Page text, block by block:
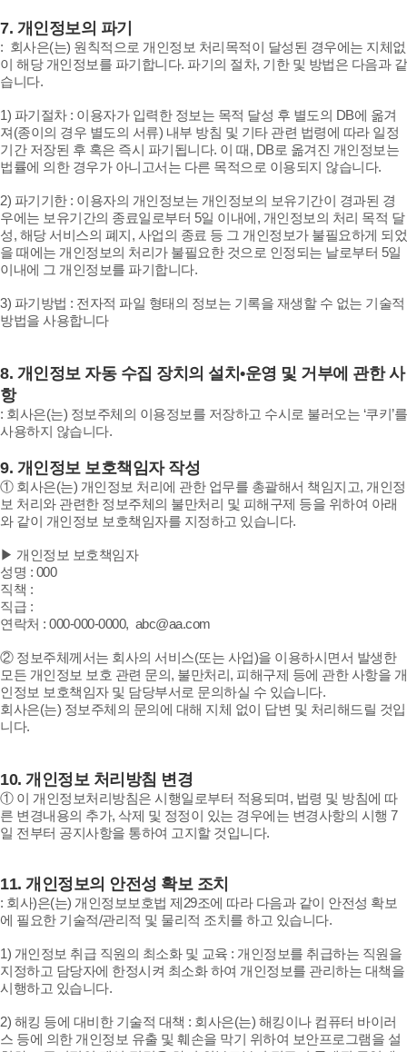
7. 개인정보의 파기
: 회사은(는) 원칙적으로 개인정보 처리목적이 달성된 경우에는 지체없
이 해당 개인정보를 파기합니다. 파기의 절차, 기한 및 방법은 다음과 같
습니다.
1) 파기절차 : 이용자가 입력한 정보는 목적 달성 후 별도의 DB에 옮겨
져(종이의 경우 별도의 서류) 내부 방침 및 기타 관련 법령에 따라 일정
기간 저장된 후 혹은 즉시 파기됩니다. 이 때, DB로 옮겨진 개인정보는
법률에 의한 경우가 아니고서는 다른 목적으로 이용되지 않습니다.
2) 파기기한 : 이용자의 개인정보는 개인정보의 보유기간이 경과된 경
우에는 보유기간의 종료일로부터 5일 이내에, 개인정보의 처리 목적 달
성, 해당 서비스의 폐지, 사업의 종료 등 그 개인정보가 불필요하게 되었
을 때에는 개인정보의 처리가 불필요한 것으로 인정되는 날로부터 5일
이내에 그 개인정보를 파기합니다.
3) 파기방법 : 전자적 파일 형태의 정보는 기록을 재생할 수 없는 기술적
방법을 사용합니다
8. 개인정보 자동 수집 장치의 설치•운영 및 거부에 관한 사
항
: 회사은(는) 정보주체의 이용정보를 저장하고 수시로 불러오는 ‘쿠키’를
사용하지 않습니다.
9. 개인정보 보호책임자 작성
① 회사은(는) 개인정보 처리에 관한 업무를 총괄해서 책임지고, 개인정
보 처리와 관련한 정보주체의 불만처리 및 피해구제 등을 위하여 아래
와 같이 개인정보 보호책임자를 지정하고 있습니다.
▶ 개인정보 보호책임자
성명 : 000
직책 :
직급 :
연락처 : 000-000-0000, abc@aa.com
② 정보주체께서는 회사의 서비스(또는 사업)을 이용하시면서 발생한
모든 개인정보 보호 관련 문의, 불만처리, 피해구제 등에 관한 사항을 개
인정보 보호책임자 및 담당부서로 문의하실 수 있습니다.
회사은(는) 정보주체의 문의에 대해 지체 없이 답변 및 처리해드릴 것입
니다.
10. 개인정보 처리방침 변경
① 이 개인정보처리방침은 시행일로부터 적용되며, 법령 및 방침에 따
른 변경내용의 추가, 삭제 및 정정이 있는 경우에는 변경사항의 시행 7
일 전부터 공지사항을 통하여 고지할 것입니다.
11. 개인정보의 안전성 확보 조치
: 회사)은(는) 개인정보보호법 제29조에 따라 다음과 같이 안전성 확보
에 필요한 기술적/관리적 및 물리적 조치를 하고 있습니다.
1) 개인정보 취급 직원의 최소화 및 교육 : 개인정보를 취급하는 직원을
지정하고 담당자에 한정시켜 최소화 하여 개인정보를 관리하는 대책을
시행하고 있습니다.
2) 해킹 등에 대비한 기술적 대책 : 회사은(는) 해킹이나 컴퓨터 바이러
스 등에 의한 개인정보 유출 및 훼손을 막기 위하여 보안프로그램을 설